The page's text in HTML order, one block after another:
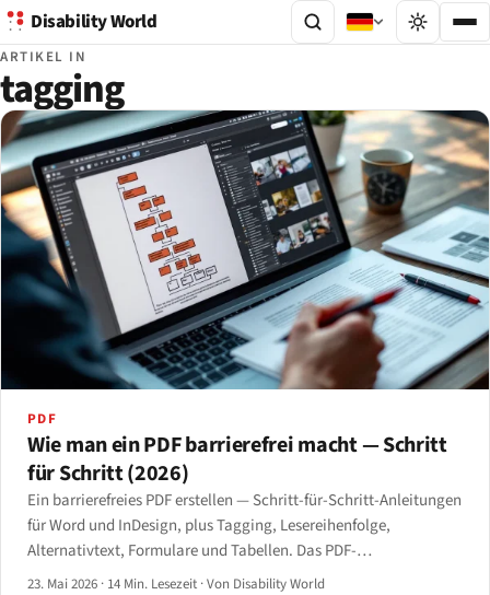
Disability World
ARTIKEL IN
tagging
PDF
Wie man ein PDF barrierefrei macht — Schritt
für Schritt (2026)
Ein barrierefreies PDF erstellen — Schritt-für-Schritt-Anleitungen
für Word und InDesign, plus Tagging, Lesereihenfolge,
Alternativtext, Formulare und Tabellen. Das PDF-
Barrierefreiheits-Handbuch für 2026.
23. Mai 2026 · 14 Min. Lesezeit ·Von Disability World